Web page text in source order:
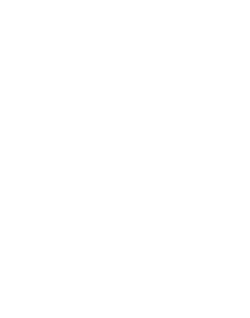
行从生死对立到
迫一起逃亡，二人历经家族与朝廷的重重考
女奚圆（姜贞羽 饰）因意外踏入玄机界，
格“刮刮乐”
死不休的对立绝境。而他们不知，对方正是
“江逾白，我喜欢你，哲学和生物学意义上